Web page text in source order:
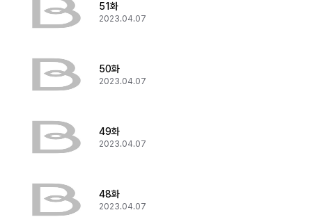
51화
2023.04.07
50화
2023.04.07
49화
2023.04.07
48화
2023.04.07